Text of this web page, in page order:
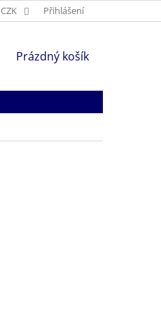
CZK Přihlášení
NÁKUPNÍ
Prázdný košík